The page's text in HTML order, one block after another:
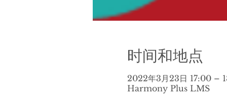
时间和地点
2022年3月23日 17:00 –
Harmony Plus LMS